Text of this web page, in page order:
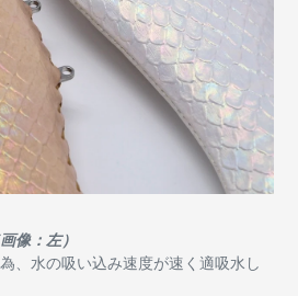
像：左）
、水の吸い込み速度が速く適吸水し